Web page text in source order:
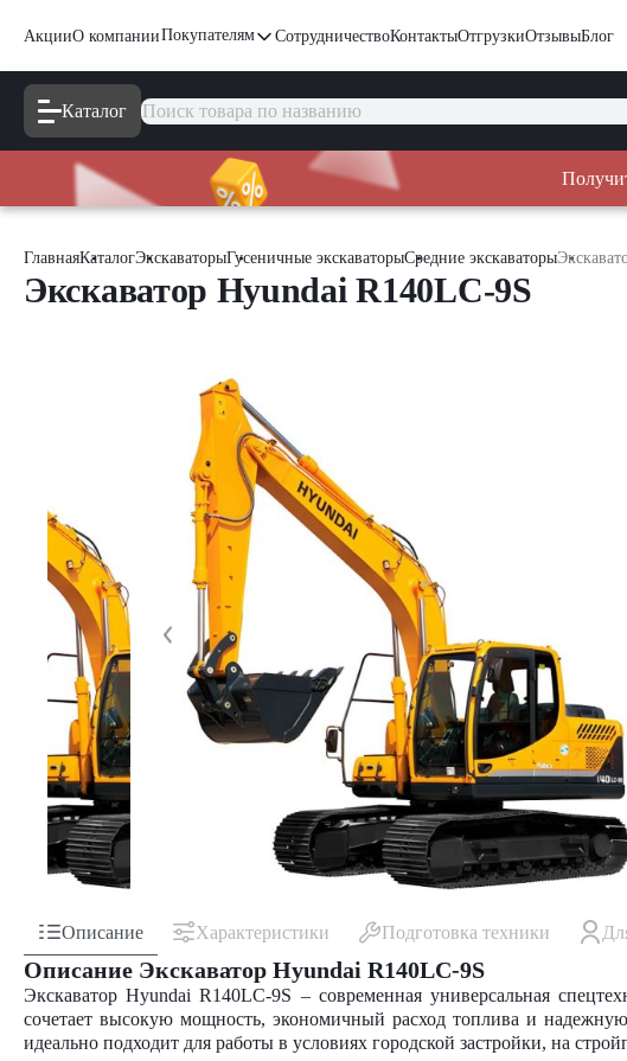
АкцииО компанииПокупателям СотрудничествоКонтактыОтгрузкиОтзывыБлог
Каталог
ГлавнаяКаталогЭкскаваторыГусеничные экскаваторыСредние экскаваторы
Экскаватор Hyundai R140LC-9S
Описание Характеристики Подготовка техники
Описание Экскаватор Hyundai R140LC-9S
Экскаватор Hyundai R140LC-9S – современная универсальная
сочетает высокую мощность, экономичный расход топлива и
идеально подходит для работы в условиях городской застройки, на